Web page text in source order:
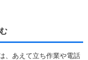
、あえて立ち作業や電話